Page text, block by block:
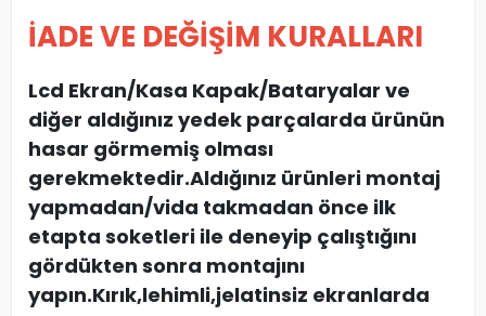
İADE VE DEĞİŞİM KURALLARI
Lcd Ekran/Kasa Kapak/Bataryalar ve
diğer aldığınız yedek parçalarda ürünün
hasar görmemiş olması
gerekmektedir.Aldığınız ürünleri montaj
yapmadan/vida takmadan önce ilk
etapta soketleri ile deneyip çalıştığını
gördükten sonra montajını
yapın.Kırık,lehimli,jelatinsiz ekranlarda